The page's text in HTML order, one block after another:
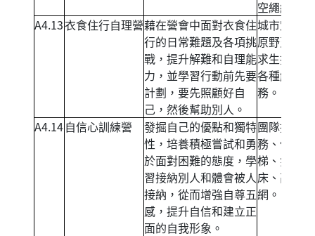
空繩網。
A4.13衣食住行自理營藉在營會中面對衣食住
行的日常難題及各項挑
戰，提升解難和自理能
力，並學習行動前先要
計劃，要先照顧好自
己，然後幫助別人。
城市定向、
原野烹飪、
求生技能、
各種解難任
務。
A4.14自信心訓練營
發掘自己的優點和獨特
性，培養積極嘗試和勇
於面對困難的態度，學
習接納別人和體會被人
接納，從而增強自尊五
感，提升自信和建立正
面的自我形象。
團隊挑戰任
務、信任天
梯、氣球
床、高空繩
網。